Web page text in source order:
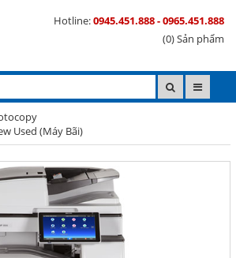
Hotline:0945.451.888 - 0965.451.888
(0) Sản phẩm
Used (Máy Bãi)